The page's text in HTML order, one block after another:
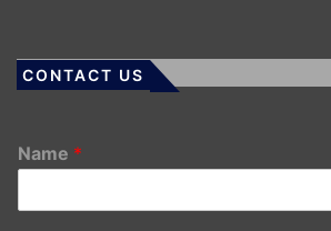
CONTACT US
Name *